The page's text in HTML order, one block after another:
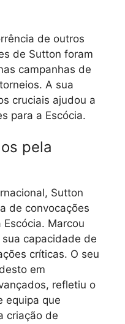
de outros
de Sutton foram
campanhas de
A sua
cruciais ajudou a
para a Escócia.
pela
Sutton
de convocações
Marcou
capacidade de
críticas. O seu
em
refletiu o
equipa que
criação de